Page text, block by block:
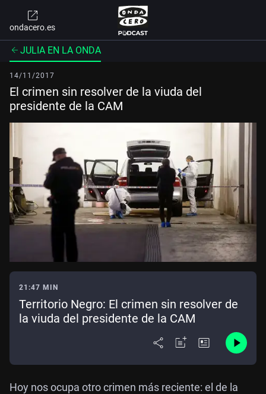
ondacero.es
JULIA EN LA ONDA
14/11/2017
El crimen sin resolver de la viuda del
presidente de la CAM
21:47 MIN
Territorio Negro: El crimen sin resolver de
la viuda del presidente de la CAM
Hoy nos ocupa otro crimen más reciente: el de la